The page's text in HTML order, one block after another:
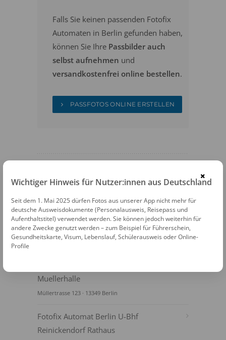
Falls Sie keinen passenden Fotofix
Automaten in Berlin gefunden haben,
können Sie Ihre Passbilder auch
selbst aufnehmen und
versandkostenfrei online bestellen.
PASSFOTOS ONLINE ERSTELLEN
Fotofix Automat Berlin U-Bhf Kurt
Schumacherplatz
Berlin U-Bhf Kurt Schumacherplatz · 13405 Berlin
Muellerhalle
Müllertrasse 123 · 13349 Berlin
Fotofix Automat Berlin U-Bhf
Reinickendorf Rathaus
×
Wichtiger Hinweis für Nutzer:innen aus Deutschland
Seit dem 1. Mai 2025 dürfen Fotos aus unserer App nicht mehr für
deutsche Ausweisdokumente (Personalausweis, Reisepass und
Aufenthaltstitel) verwendet werden. Sie können jedoch weiterhin für
andere Zwecke genutzt werden – zum Beispiel für Führerschein,
Gesundheitskarte, Visum, Lebenslauf, Schülerausweis oder Online-
Profile